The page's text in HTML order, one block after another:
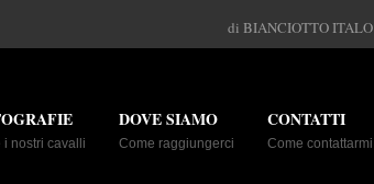
di BIANCIOTTO ITALO
CONTATTI
Come contattarmi
DOVE SIAMO
Come raggiungerci
i nostri cavalli